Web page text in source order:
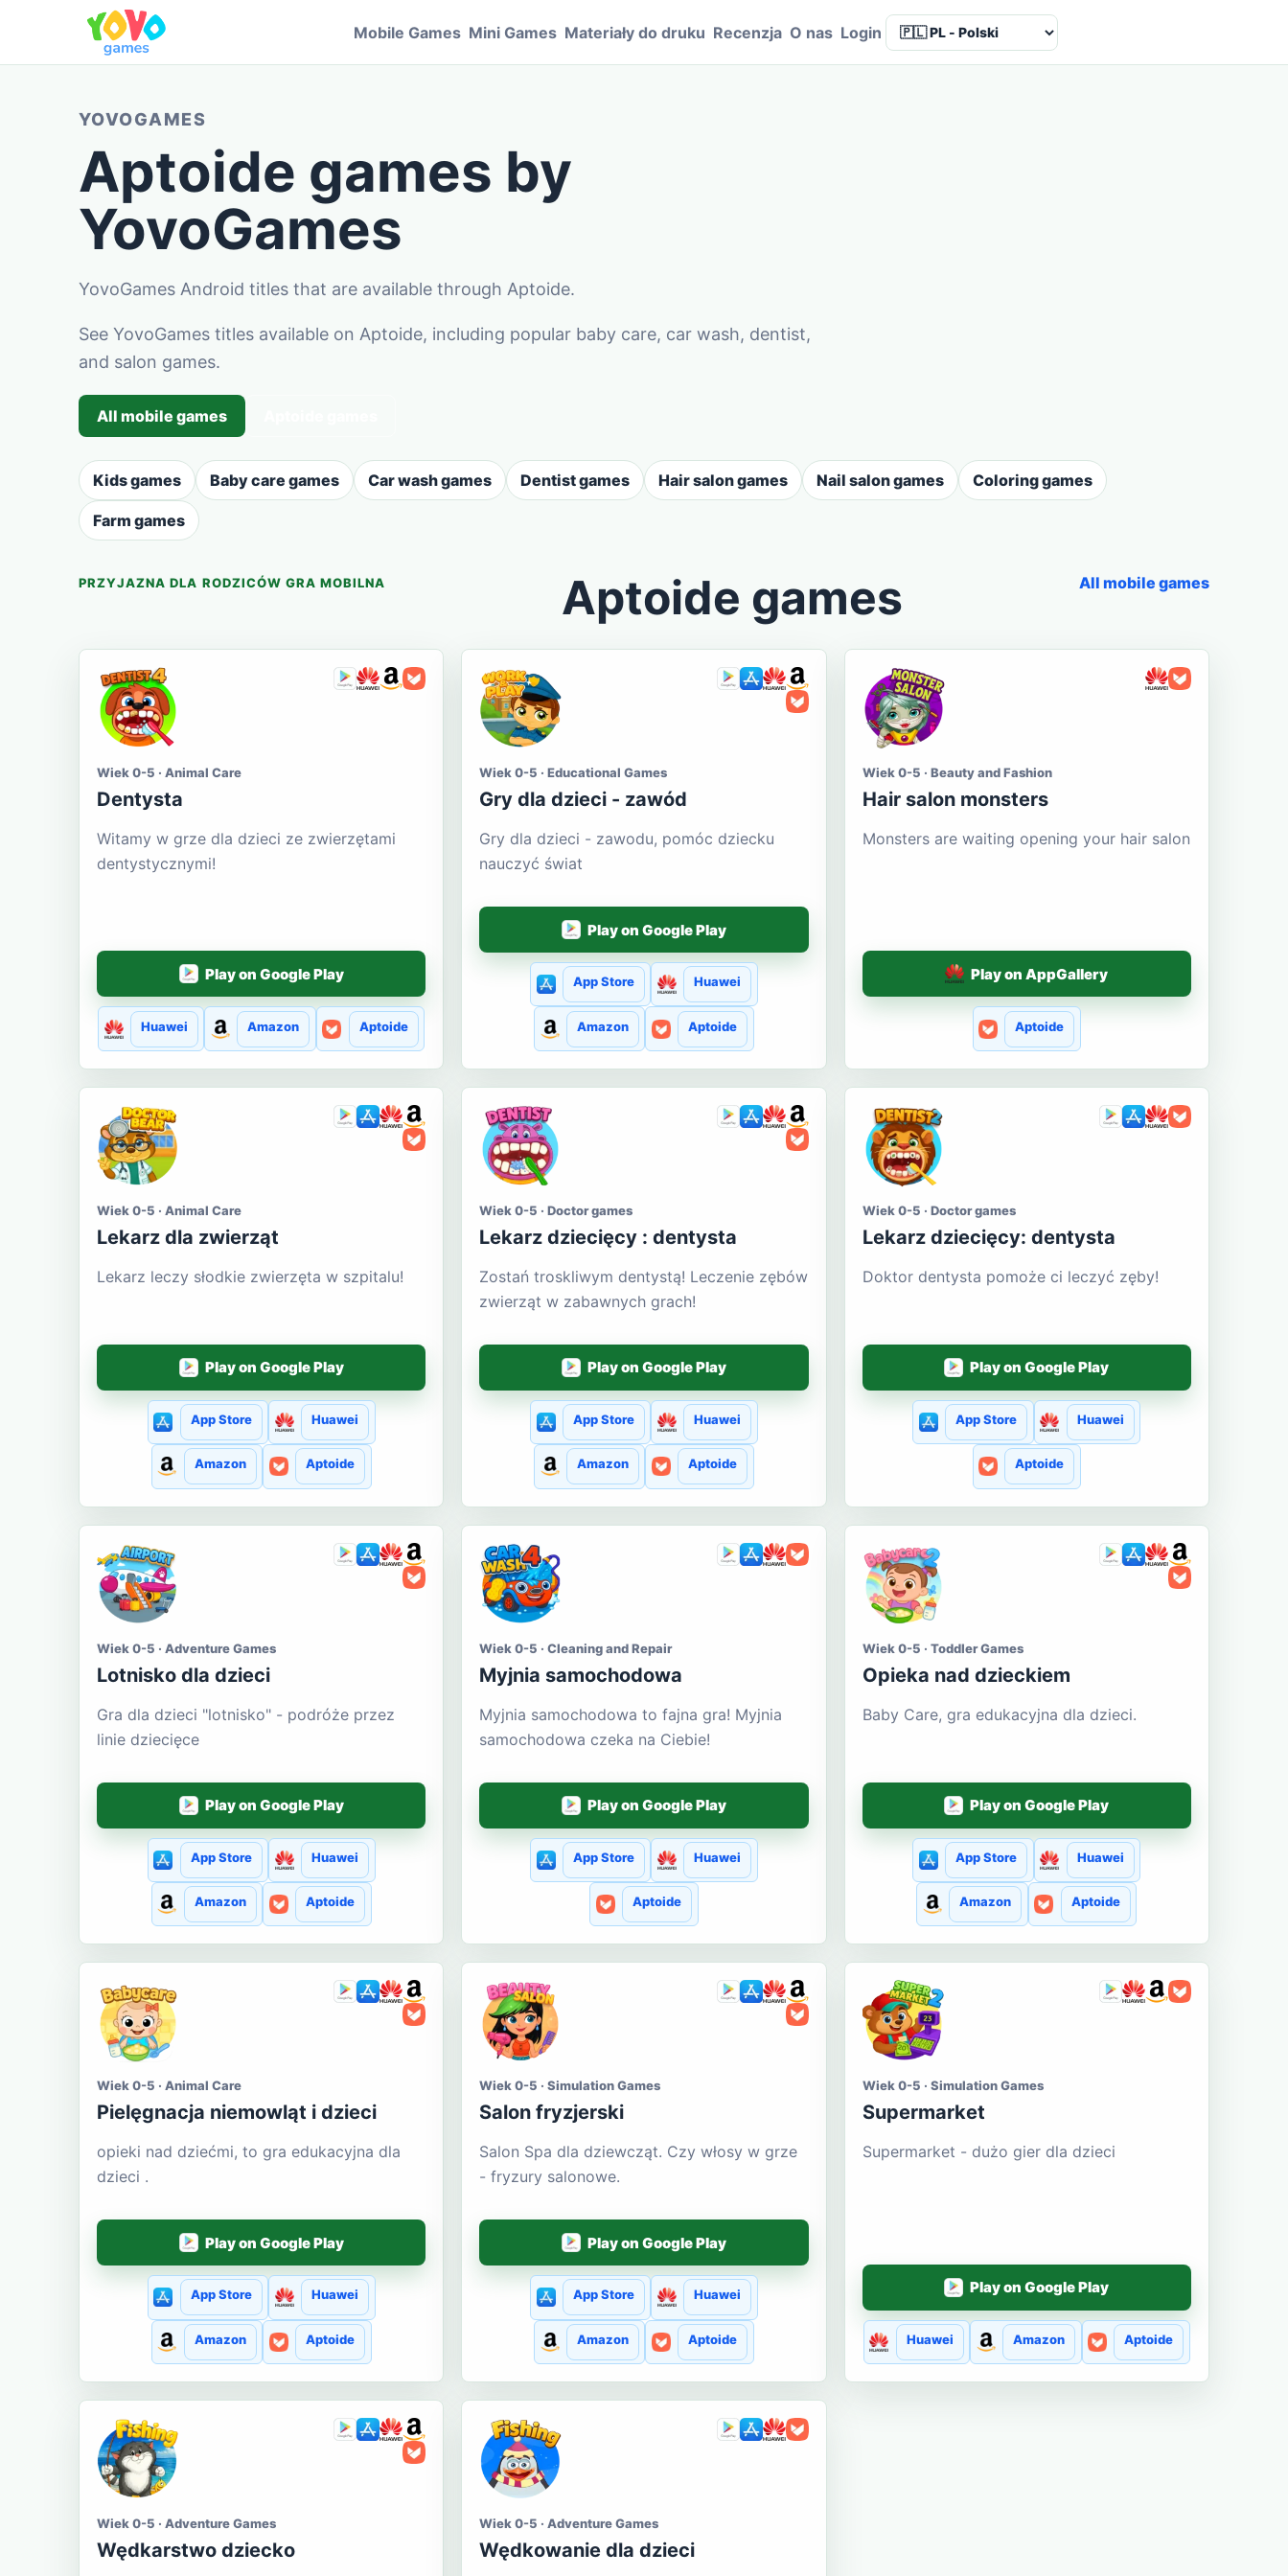
Mobile Games Mini Games Materiały do druku Recenzja O nas Login Language
YOVOGAMES
Aptoide games by
YovoGames
YovoGames Android titles that are available through Aptoide.
See YovoGames titles available on Aptoide, including popular baby care, car wash, dentist,
and salon games.
All mobile games
Kids games Baby care games Car wash games Dentist games Hair salon games Nail salon games Coloring games
Farm games
PRZYJAZNA DLA RODZICÓW GRA MOBILNA Aptoide games All mobile games
Wiek 0-5 · Animal Care
Dentysta
Witamy w grze dla dzieci ze zwierzętami
dentystycznymi!
Play on Google Play
Huawei Amazon Aptoide
Wiek 0-5 · Educational Games
Gry dla dzieci - zawód
Gry dla dzieci - zawodu, pomóc dziecku
nauczyć świat
Play on Google Play
App Store Huawei
Amazon Aptoide
Wiek 0-5 · Beauty and Fashion
Hair salon monsters
Monsters are waiting opening your hair salon
Play on AppGallery
Aptoide
Wiek 0-5 · Animal Care
Lekarz dla zwierząt
Lekarz leczy słodkie zwierzęta w szpitalu!
Play on Google Play
App Store Huawei
Amazon Aptoide
Wiek 0-5 · Doctor games
Lekarz dziecięcy : dentysta
Zostań troskliwym dentystą! Leczenie zębów
zwierząt w zabawnych grach!
Play on Google Play
App Store Huawei
Amazon Aptoide
Wiek 0-5 · Doctor games
Lekarz dziecięcy: dentysta
Doktor dentysta pomoże ci leczyć zęby!
Play on Google Play
App Store Huawei
Aptoide
Wiek 0-5 · Adventure Games
Lotnisko dla dzieci
Gra dla dzieci "lotnisko" - podróże przez
linie dziecięce
Play on Google Play
App Store Huawei
Amazon Aptoide
Wiek 0-5 · Cleaning and Repair
Myjnia samochodowa
Myjnia samochodowa to fajna gra! Myjnia
samochodowa czeka na Ciebie!
Play on Google Play
App Store Huawei
Aptoide
Wiek 0-5 · Toddler Games
Opieka nad dzieckiem
Baby Care, gra edukacyjna dla dzieci.
Play on Google Play
App Store Huawei
Amazon Aptoide
Wiek 0-5 · Animal Care
Pielęgnacja niemowląt i dzieci
opieki nad dziećmi, to gra edukacyjna dla
dzieci .
Play on Google Play
App Store Huawei
Amazon Aptoide
Wiek 0-5 · Simulation Games
Salon fryzjerski
Salon Spa dla dziewcząt. Czy włosy w grze
- fryzury salonowe.
Play on Google Play
App Store Huawei
Amazon Aptoide
Wiek 0-5 · Simulation Games
Supermarket
Supermarket - dużo gier dla dzieci
Play on Google Play
Huawei Amazon Aptoide
Wiek 0-5 · Adventure Games
Wędkarstwo dziecko
Wiek 0-5 · Adventure Games
Wędkowanie dla dzieci